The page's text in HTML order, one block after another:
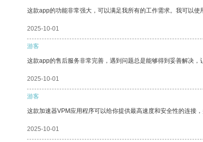
这款app的功能非常强大，可以满足我所有的工作需求。我可以使
2025-10-01
游客
这款app的售后服务非常完善，遇到问题总是能够得到妥善解决，
2025-10-01
游客
这款加速器VPM应用程序可以给你提供最高速度和安全性的连接，
2025-10-01